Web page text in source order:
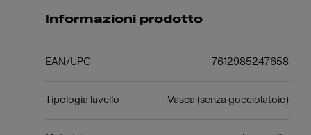
Informazioni prodotto
EAN/UPC 7612985247658
Tipologia lavello Vasca (senza gocciolatoio)